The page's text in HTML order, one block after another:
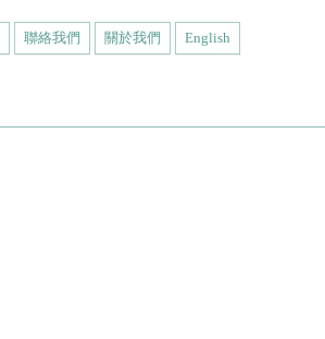
English
關於我們
聯絡我們